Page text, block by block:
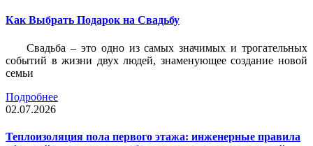
Как Выбрать Подарок на Свадьбу
Свадьба – это одно из самых значимых и трогательных
событий в жизни двух людей, знаменующее создание новой
семьи
Подробнее
02.07.2026
Теплоизоляция пола первого этажа: инженерные правила